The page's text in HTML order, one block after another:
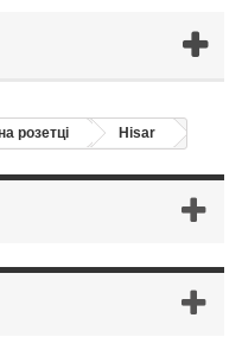
розетці Hisar